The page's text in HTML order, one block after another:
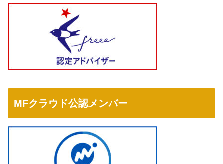
MFクラウド公認メンバー